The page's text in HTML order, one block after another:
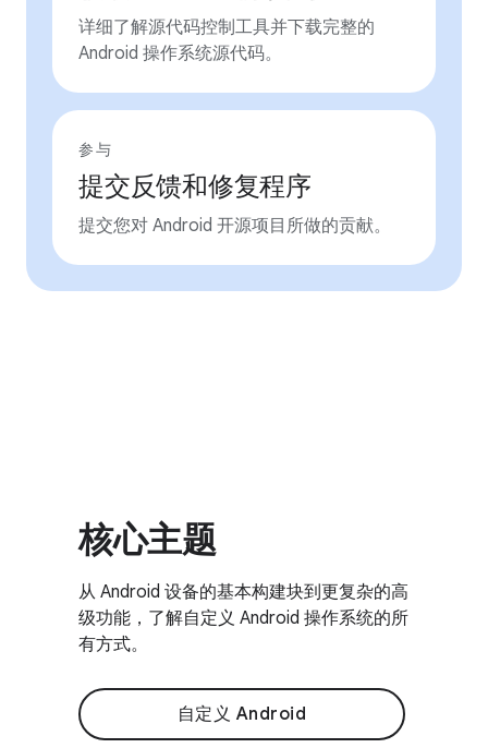
详细了解源代码控制工具并下载完整的
Android 操作系统源代码。
参与
提交反馈和修复程序
提交您对 Android 开源项目所做的贡献。
核心主题
从 Android 设备的基本构建块到更复杂的高
级功能，了解自定义 Android 操作系统的所
有方式。
自定义 Android